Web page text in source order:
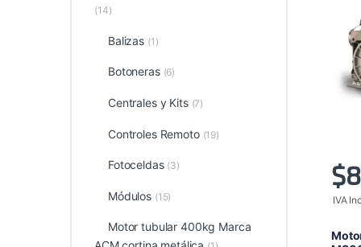
$
IVA
(14)
Balizas (1)
Botoneras (6)
Centrales y Kits (7)
Controles Remoto (19)
Fotoceldas (3)
Módulos (15)
Motor tubular 400kg Marca